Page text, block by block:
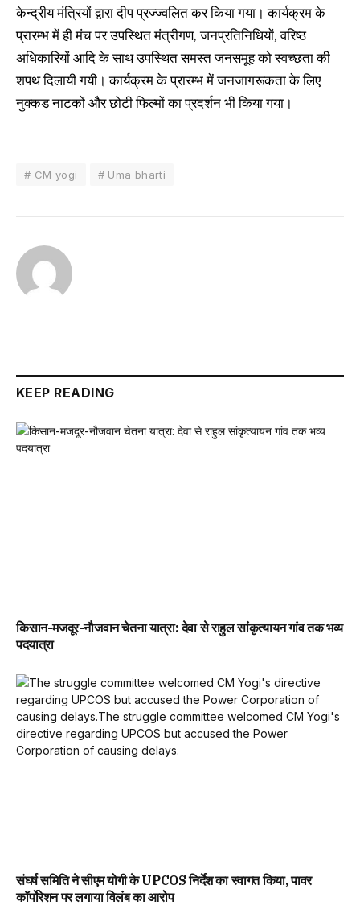
केन्द्रीय मंत्रियों द्वारा दीप प्रज्ज्वलित कर किया गया। कार्यक्रम के
प्रारम्भ में ही मंच पर उपस्थित मंत्रीगण, जनप्रतिनिधियों, वरिष्ठ
अधिकारियों आदि के साथ उपस्थित समस्त जनसमूह को स्वच्छता की
शपथ दिलायी गयी। कार्यक्रम के प्रारम्भ में जनजागरूकता के लिए
नुक्कड नाटकों और छोटी फिल्मों का प्रदर्शन भी किया गया।
# CM yogi # Uma bharti
KEEP READING
किसान-मजदूर-नौजवान चेतना यात्रा: देवा से राहुल सांकृत्यायन गांव तक भव्य
पदयात्रा
संघर्ष समिति ने सीएम योगी के UPCOS निर्देश का स्वागत किया, पावर
कॉर्पोरेशन पर लगाया विलंब का आरोप